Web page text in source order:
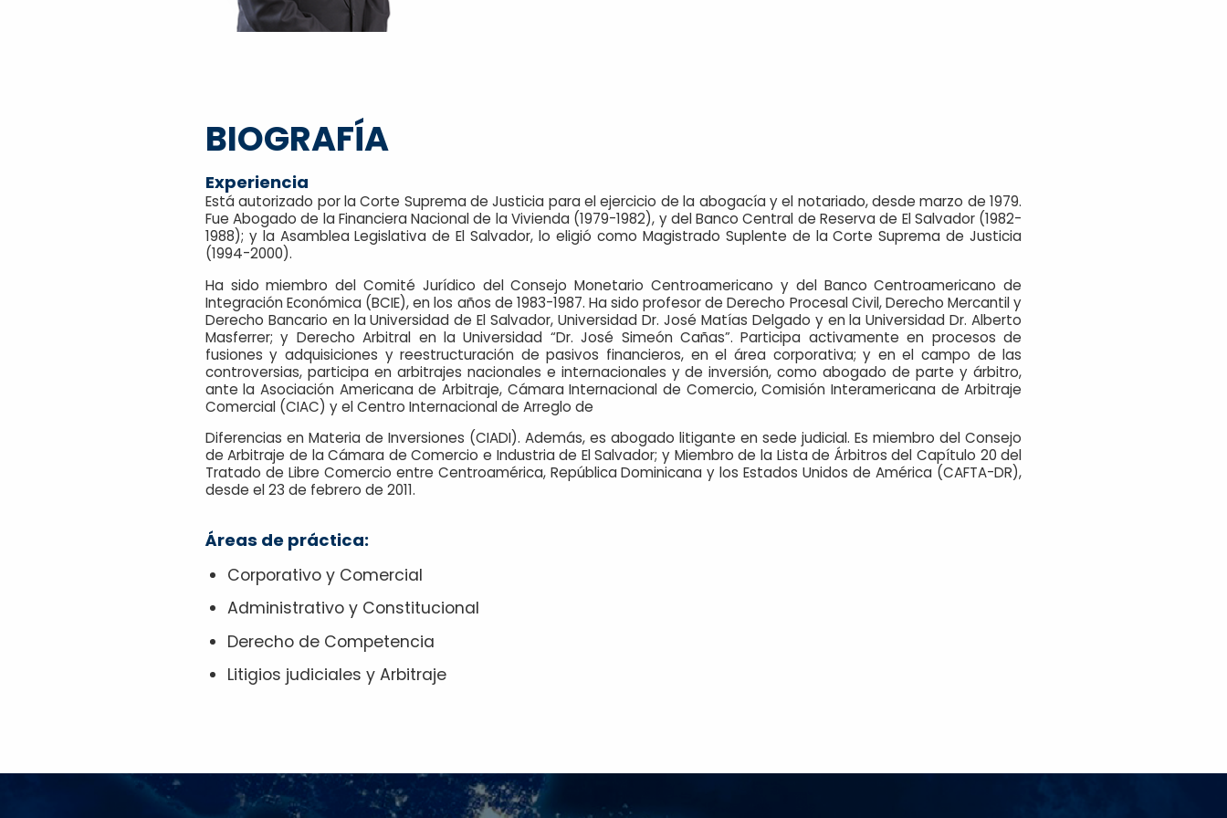
BIOGRAFÍA
Experiencia
Está autorizado por la Corte Suprema de Justicia para el ejercicio de la abogacía y el notariado, desde marzo de 1979.
Fue Abogado de la Financiera Nacional de la Vivienda (1979-1982), y del Banco Central de Reserva de El Salvador (1982-
1988); y la Asamblea Legislativa de El Salvador, lo eligió como Magistrado Suplente de la Corte Suprema de Justicia
(1994-2000).
Ha sido miembro del Comité Jurídico del Consejo Monetario Centroamericano y del Banco Centroamericano de
Integración Económica (BCIE), en los años de 1983-1987. Ha sido profesor de Derecho Procesal Civil, Derecho Mercantil y
Derecho Bancario en la Universidad de El Salvador, Universidad Dr. José Matías Delgado y en la Universidad Dr. Alberto
Masferrer; y Derecho Arbitral en la Universidad “Dr. José Simeón Cañas”. Participa activamente en procesos de
fusiones y adquisiciones y reestructuración de pasivos financieros, en el área corporativa; y en el campo de las
controversias, participa en arbitrajes nacionales e internacionales y de inversión, como abogado de parte y árbitro,
ante la Asociación Americana de Arbitraje, Cámara Internacional de Comercio, Comisión Interamericana de Arbitraje
Comercial (CIAC) y el Centro Internacional de Arreglo de
Diferencias en Materia de Inversiones (CIADI). Además, es abogado litigante en sede judicial. Es miembro del Consejo
de Arbitraje de la Cámara de Comercio e Industria de El Salvador; y Miembro de la Lista de Árbitros del Capítulo 20 del
Tratado de Libre Comercio entre Centroamérica, República Dominicana y los Estados Unidos de América (CAFTA-DR),
desde el 23 de febrero de 2011.
Áreas de práctica:
Corporativo y Comercial
Administrativo y Constitucional
Derecho de Competencia
Litigios judiciales y Arbitraje